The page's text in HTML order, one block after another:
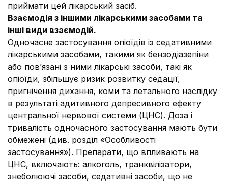
приймати цей лікарський засіб.
Взаємодія з іншими лікарськими засобами та
інші види взаємодій.
Одночасне застосування опіоїдів із седативними
лікарськими засобами, такими як бензодіазепіни
або пов’язані з ними лікарські засоби, такі як
опіоїди, збільшує ризик розвитку седації,
пригнічення дихання, коми та летального наслідку
в результаті адитивного депресивного ефекту
центральної нервової системи (ЦНС). Доза і
тривалість одночасного застосування мають бути
обмежені (див. розділ «Особливості
застосування»). Препарати, що впливають на
ЦНС, включають: алкоголь, транквілізатори,
знеболюючі засоби, седативні засоби, що не